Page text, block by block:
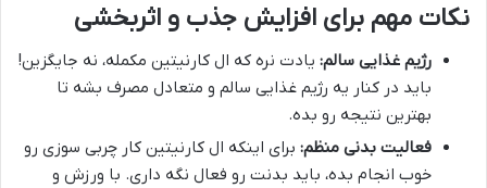
نکات مهم برای افزایش جذب و اثربخشی
رژیم غذایی سالم: یادت نره که ال کارنیتین مکمله، نه جایگزین!
باید در کنار یه رژیم غذایی سالم و متعادل مصرف بشه تا
بهترین نتیجه رو بده.
فعالیت بدنی منظم: برای اینکه ال کارنیتین کار چربی سوزی رو
خوب انجام بده، باید بدنت رو فعال نگه داری. با ورزش و